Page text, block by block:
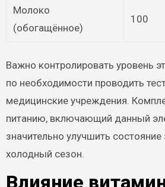
Молоко
(обогащённое)
100
Важно контролировать уровень
по необходимости проводить
медицинские учреждения.
питанию, включающий данный
значительно улучшить
холодный сезон.
Влияние